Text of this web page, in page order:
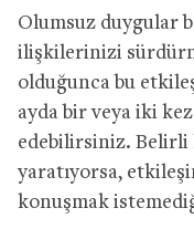
Olumsuz duygular
ilişkilerinizi
olduğunca bu
ayda bir veya iki
edebilirsiniz. Belirli
yaratıyorsa,
konuşmak